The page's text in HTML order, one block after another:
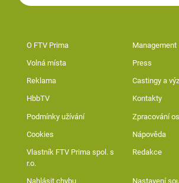
O FTV Prima Management
Volná místa Press
Reklama Castingy a
HbbTV Kontakty
Podmínky užívání Zpracování
Cookies Nápověda
Vlastník FTV Prima spol. s
r.o.
Redakce
Nahlásit chybu Nastavení